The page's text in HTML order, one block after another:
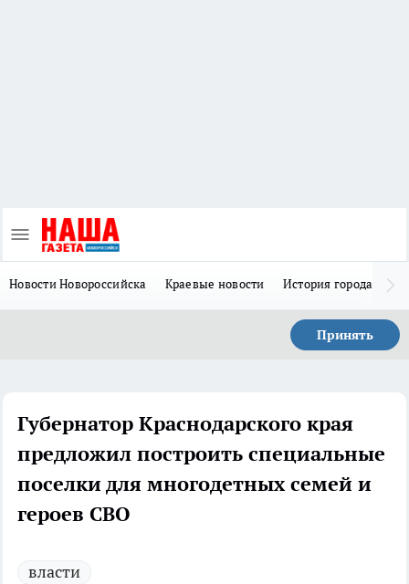
Новости Новороссийска Краевые новости История города Н
Принять
Губернатор Краснодарского края
предложил построить специальные
поселки для многодетных семей и
героев СВО
власти